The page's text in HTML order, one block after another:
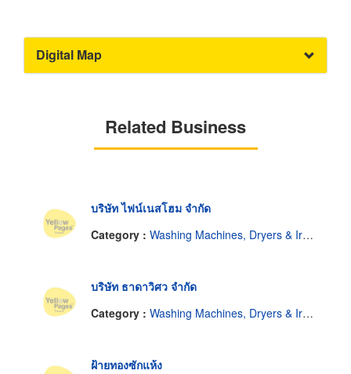
Digital Map
Related Business
บริษัท ไฟน์เนสโฮม จำกัด
Category : Washing Machines, Dryers & Ironers-Household
บริษัท ธาดาวิศว จำกัด
Category : Washing Machines, Dryers & Ironers-Household
ฝ้ายทองซักแห้ง